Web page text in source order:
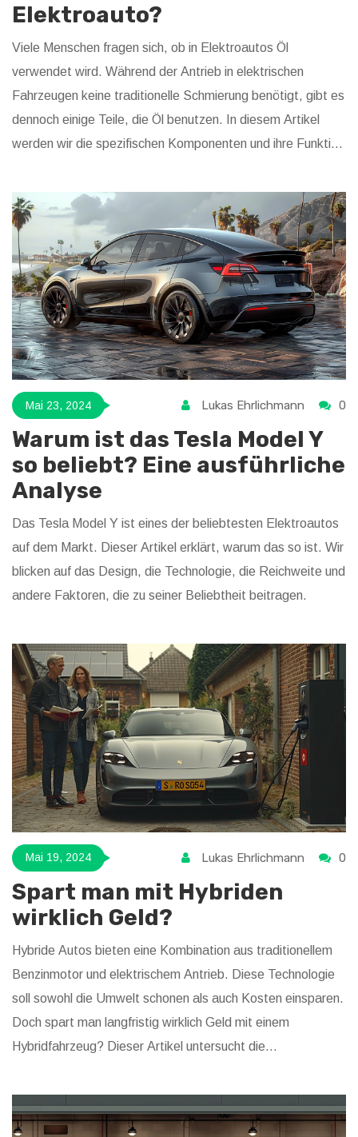
Elektroauto?
Viele Menschen fragen sich, ob in Elektroautos Öl
verwendet wird. Während der Antrieb in elektrischen
Fahrzeugen keine traditionelle Schmierung benötigt, gibt es
dennoch einige Teile, die Öl benutzen. In diesem Artikel
werden wir die spezifischen Komponenten und ihre Funktion
geben.
Mai 23, 2024 Lukas Ehrlichmann 0
Warum ist das Tesla Model Y
so beliebt? Eine ausführliche
Analyse
Das Tesla Model Y ist eines der beliebtesten Elektroautos
auf dem Markt. Dieser Artikel erklärt, warum das so ist. Wir
blicken auf das Design, die Technologie, die Reichweite und
andere Faktoren, die zu seiner Beliebtheit beitragen.
Mai 19, 2024 Lukas Ehrlichmann 0
Spart man mit Hybriden
wirklich Geld?
Hybride Autos bieten eine Kombination aus traditionellem
Benzinmotor und elektrischem Antrieb. Diese Technologie
soll sowohl die Umwelt schonen als auch Kosten einsparen.
Doch spart man langfristig wirklich Geld mit einem
Hybridfahrzeug? Dieser Artikel untersucht die
Einsparungen, um zu entscheiden, ob sich der Kauf eines
Hybridautos lohnt.